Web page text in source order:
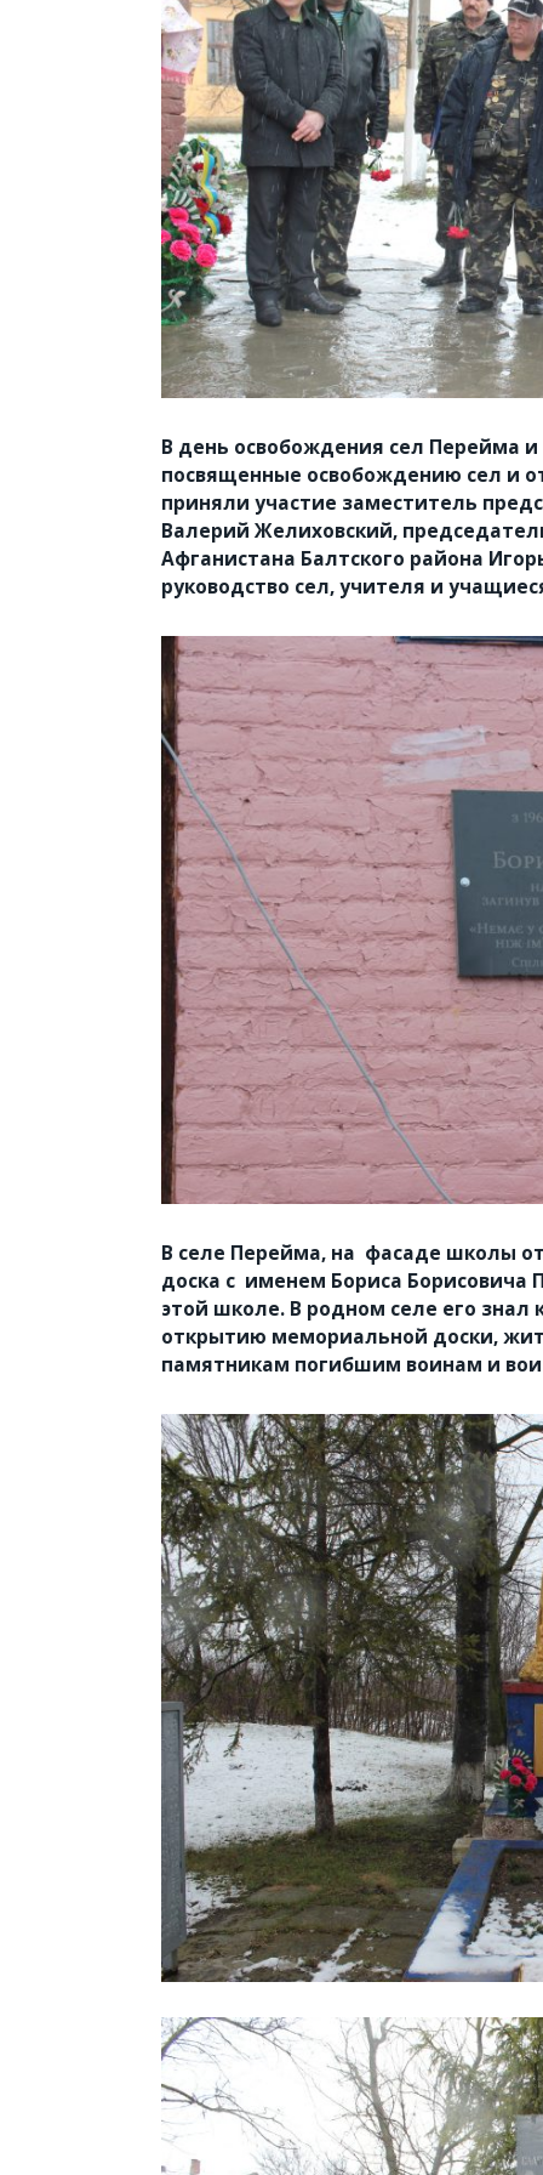
В день освобождения сел Перейма
посвященные освобождению сел и
приняли участие заместитель
Валерий Желиховский,
Афганистана Балтского района
руководство сел, учителя и
В селе Перейма, на фасаде школы
доска с именем Бориса Борисовича
этой школе. В родном селе его
открытию мемориальной доски,
памятникам погибшим воинам и